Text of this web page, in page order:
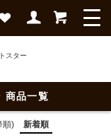
スター
商品一覧
順) 新着順